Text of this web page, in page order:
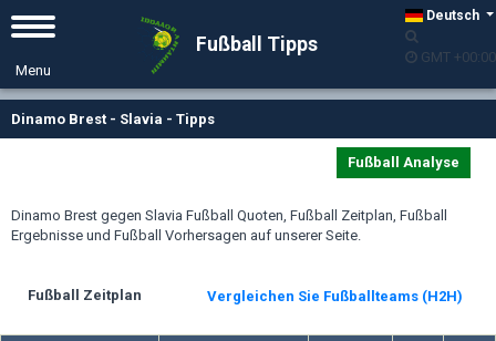
Deutsch
GMT +00:00
Fußball Tipps
Dinamo Brest - Slavia - Tipps
Fußball Analyse
Dinamo Brest gegen Slavia Fußball Quoten, Fußball Zeitplan, Fußball
Ergebnisse und Fußball Vorhersagen auf unserer Seite.
Fußball Zeitplan Vergleichen Sie Fußballteams (H2H)